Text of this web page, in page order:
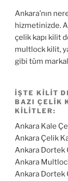
Ankara’nın
hizmetinizde.
çelik kapı kilit
multlock kilit,
gibi tüm
İŞTE KILIT
BAZI ÇELIK
KILITLER:
Ankara Kale
Ankara Çelik
Ankara Dortek
Ankara
Ankara Dortek